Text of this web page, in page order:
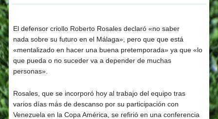
El defensor criollo Roberto Rosales declaró «no saber
nada sobre su futuro en el Málaga», pero que que está
«mentalizado en hacer una buena pretemporada» ya que «lo
que pueda o no suceder va a depender de muchas
personas».
Rosales, que se incorporó hoy al trabajo del equipo tras
varios días más de descanso por su participación con
Venezuela en la Copa América, se refirió en una conferencia